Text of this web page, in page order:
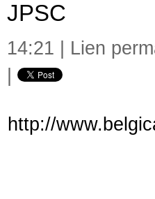
JPSC
14:21 | Lien
http://